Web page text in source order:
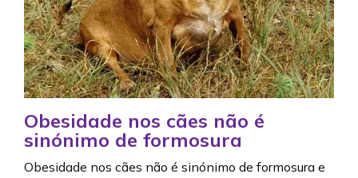
Obesidade nos cães não é
sinónimo de formosura
Obesidade nos cães não é sinónimo de formosura e